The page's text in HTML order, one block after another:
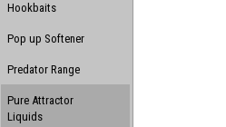
Hookbaits
Pop up Softener
Predator Range
Pure Attractor
Liquids